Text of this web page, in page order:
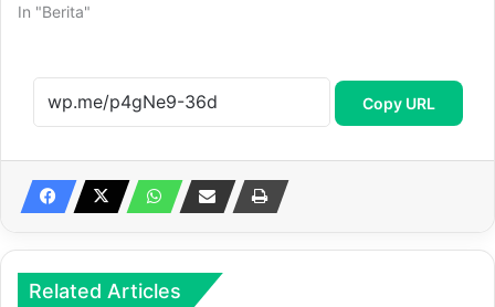
In "Berita"
Copy URL
Related Articles